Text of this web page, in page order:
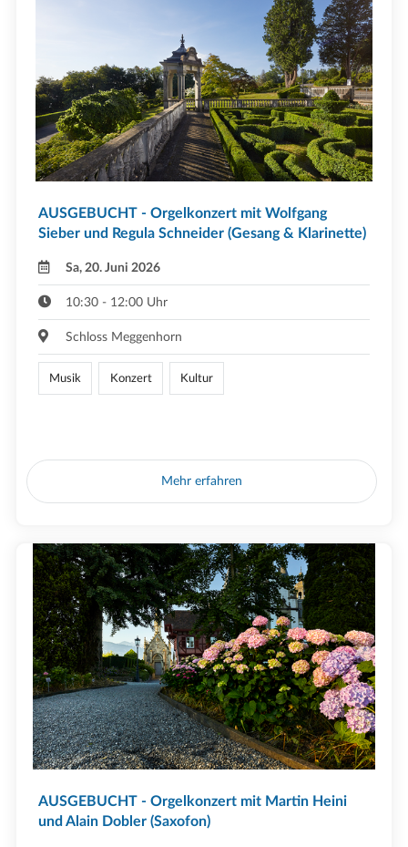
AUSGEBUCHT - Orgelkonzert mit Wolfgang
Sieber und Regula Schneider (Gesang & Klarinette)
Sa, 20. Juni 2026
10:30 - 12:00 Uhr
Schloss Meggenhorn
Musik Konzert Kultur
Mehr erfahren
AUSGEBUCHT - Orgelkonzert mit Martin Heini
und Alain Dobler (Saxofon)